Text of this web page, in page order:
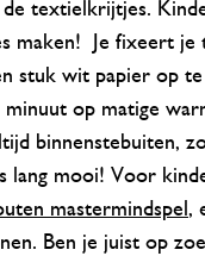
textielkrijtjes.
maken! Je fixeert je
stuk wit papier op te
minuut op matige
binnenstebuiten,
lang mooi! Voor
mastermindspel ,
Ben je juist op